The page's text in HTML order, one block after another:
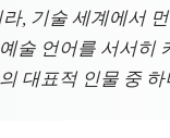
, 기술 세계에서
술 언어를 서서히
대표적 인물 중 하